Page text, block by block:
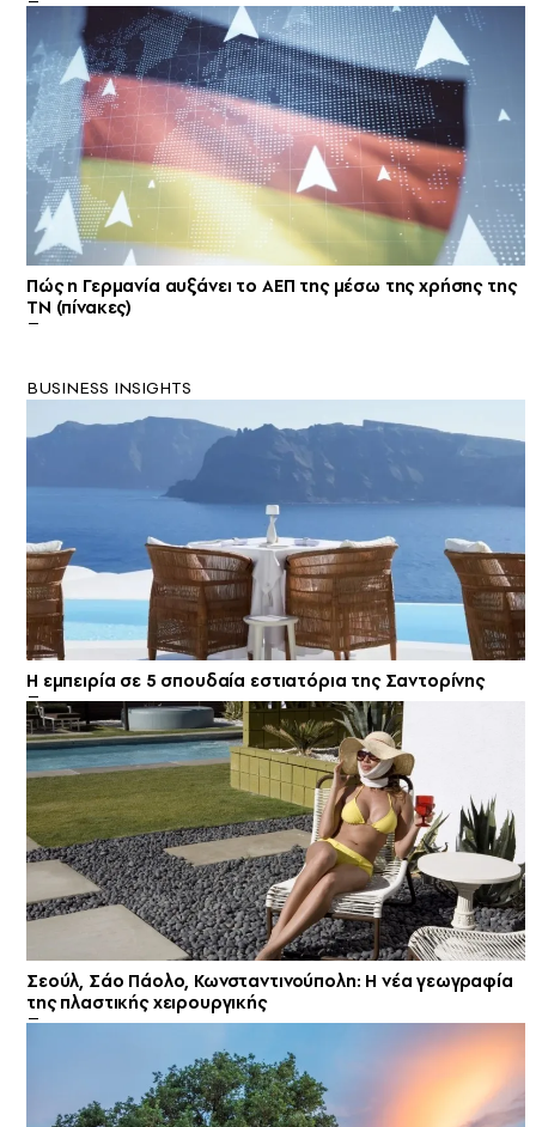
Πώς η Γερμανία αυξάνει το ΑΕΠ της μέσω της χρήσης της
ΤΝ (πίνακες)
BUSINESS INSIGHTS
Η εμπειρία σε 5 σπουδαία εστιατόρια της Σαντορίνης
Σεούλ, Σάο Πάολο, Κωνσταντινούπολη: Η νέα γεωγραφία
της πλαστικής χειρουργικής